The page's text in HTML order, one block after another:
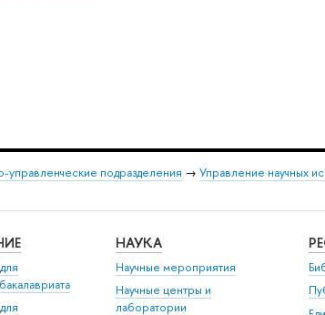
управленческие подразделения → Управление научных
НАУКА
Научные мероприятия
Научные центры и
лаборатории